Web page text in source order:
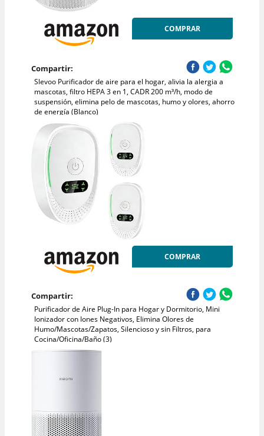
COMPRAR
Compartir:
Slevoo Purificador de aire para el hogar, alivia la alergia a
mascotas, filtro HEPA 3 en 1, CADR 200 m³/h, modo de
suspensión, elimina pelo de mascotas, humo y olores, ahorro
de energía (Blanco)
COMPRAR
Compartir:
Purificador de Aire Plug-In para Hogar y Dormitorio, Mini
Ionizador con Iones Negativos, Elimina Olores de
Humo/Mascotas/Zapatos, Silencioso y sin Filtros, para
Cocina/Oficina/Baño (3)